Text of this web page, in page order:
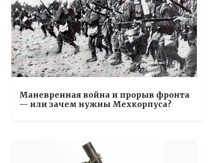
Маневренная война и прорыв фронта
— или зачем нужны Мехкорпуса?